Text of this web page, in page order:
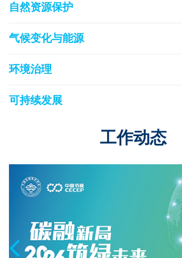
自然资源保护
气候变化与能源
环境治理
可持续发展
工作动态